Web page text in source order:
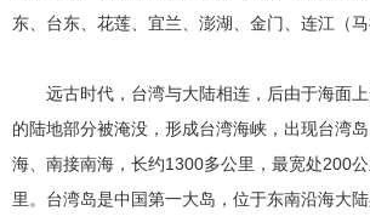
东、台东、花莲、宜兰、澎湖、金门、连江（马
远古时代，台湾与大陆相连，后由于海面上
的陆地部分被淹没，形成台湾海峡，出现台湾
海、南接南海，长约1300多公里，最宽处200
里。台湾岛是中国第一大岛，位于东南沿海大